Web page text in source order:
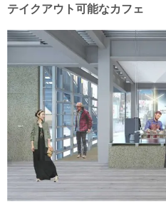
テイクアウト可能なカフェ